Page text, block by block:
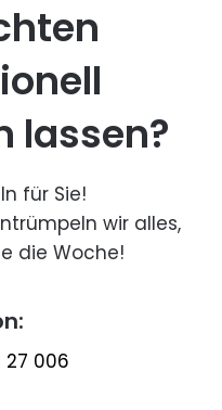
lassen?
für Sie!
wir alles,
die Woche!
27 006